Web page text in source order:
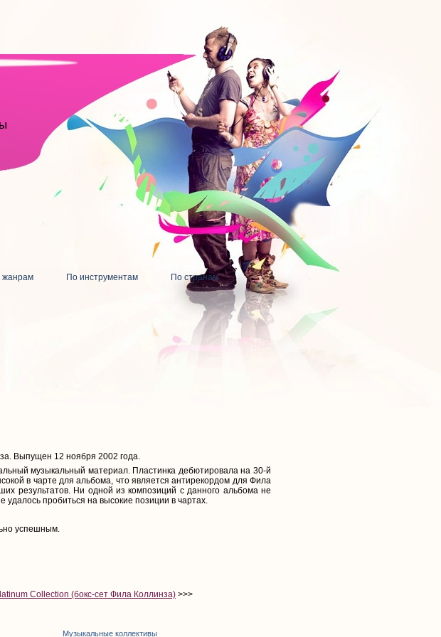
жанрам По инструментам
По странам
Выпущен 12 ноября 2002 года.
музыкальный материал. Пластинка дебютировала на 30-й
в чарте для альбома, что является антирекордом для Фила
результатов. Ни одной из композиций с данного альбома не
пробиться на высокие позиции в чартах.
успешным.
Collection (бокс-сет Фила Коллинза) >>>
Музыкальные коллективы